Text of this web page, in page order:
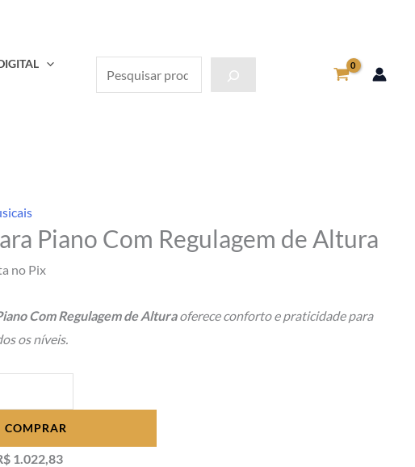
Piano Com Regulagem de Altura
no Pix
Com Regulagem de Alturaoferece conforto e praticidade para
os níveis.
COMPRAR
1.022,83